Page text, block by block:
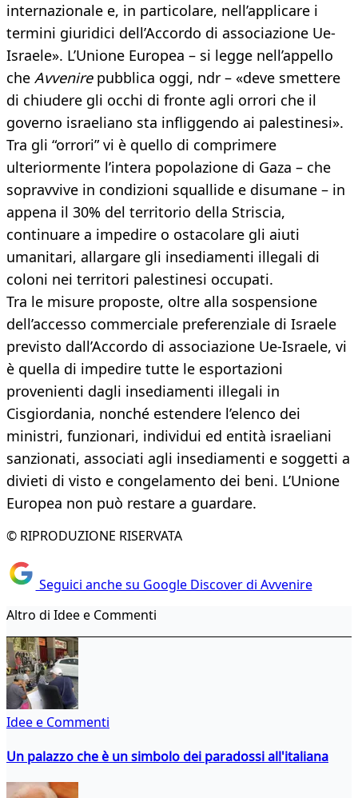
internazionale e, in particolare, nell’applicare i
termini giuridici dell’Accordo di associazione Ue-
Israele». L’Unione Europea – si legge nell’appello
che Avvenire pubblica oggi, ndr – «deve smettere
di chiudere gli occhi di fronte agli orrori che il
governo israeliano sta infliggendo ai palestinesi».
Tra gli “orrori” vi è quello di comprimere
ulteriormente l’intera popolazione di Gaza – che
sopravvive in condizioni squallide e disumane – in
appena il 30% del territorio della Striscia,
continuare a impedire o ostacolare gli aiuti
umanitari, allargare gli insediamenti illegali di
coloni nei territori palestinesi occupati.
Tra le misure proposte, oltre alla sospensione
dell’accesso commerciale preferenziale di Israele
previsto dall’Accordo di associazione Ue-Israele, vi
è quella di impedire tutte le esportazioni
provenienti dagli insediamenti illegali in
Cisgiordania, nonché estendere l’elenco dei
ministri, funzionari, individui ed entità israeliani
sanzionati, associati agli insediamenti e soggetti a
divieti di visto e congelamento dei beni. L’Unione
Europea non può restare a guardare.
© RIPRODUZIONE RISERVATA
Seguici anche su Google Discover di Avvenire
Altro di Idee e Commenti
Idee e Commenti
Un palazzo che è un simbolo dei paradossi all'italiana